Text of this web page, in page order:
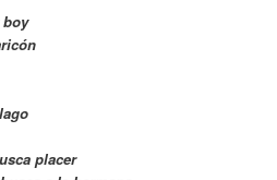
placer